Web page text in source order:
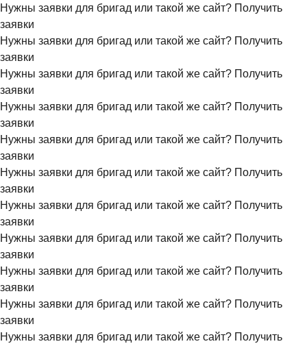
Нужны заявки для бригад или такой же сайт? Получить
заявки
Нужны заявки для бригад или такой же сайт? Получить
заявки
Нужны заявки для бригад или такой же сайт? Получить
заявки
Нужны заявки для бригад или такой же сайт? Получить
заявки
Нужны заявки для бригад или такой же сайт? Получить
заявки
Нужны заявки для бригад или такой же сайт? Получить
заявки
Нужны заявки для бригад или такой же сайт? Получить
заявки
Нужны заявки для бригад или такой же сайт? Получить
заявки
Нужны заявки для бригад или такой же сайт? Получить
заявки
Нужны заявки для бригад или такой же сайт? Получить
заявки
Нужны заявки для бригад или такой же сайт? Получить